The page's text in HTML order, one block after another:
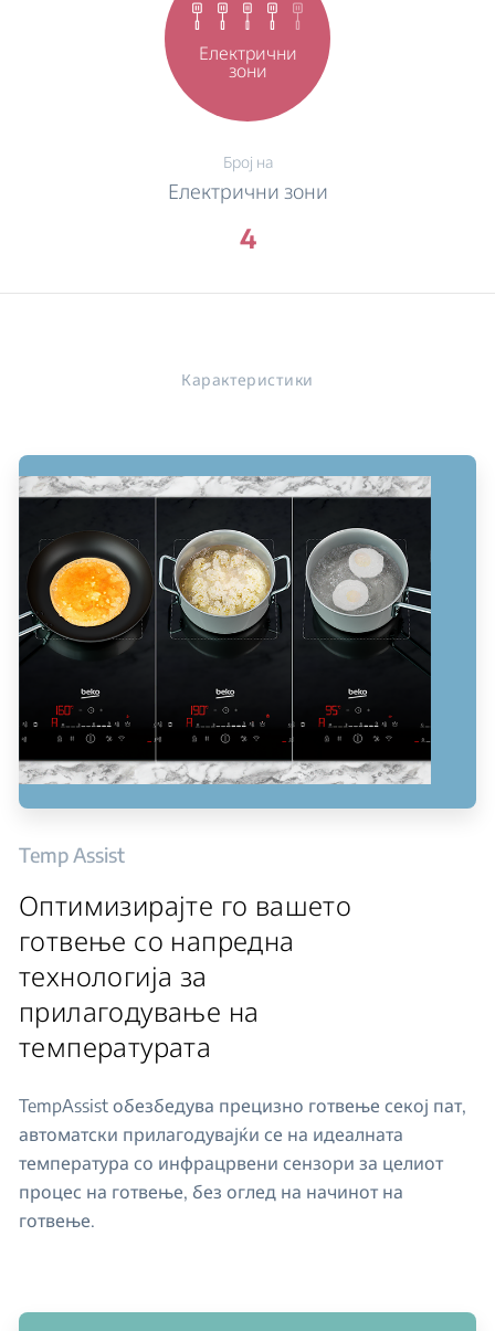
Електрични
зони
Број на
Електрични зони
4
Карактеристики
Temp Assist
Оптимизирајте го вашето
готвење со напредна
технологија за
прилагодување на
температурата
TempAssist обезбедува прецизно готвење секој пат,
автоматски прилагодувајќи се на идеалната
температура со инфрацрвени сензори за целиот
процес на готвење, без оглед на начинот на
готвење.